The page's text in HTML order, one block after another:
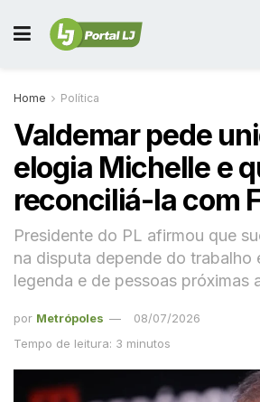
Home Política
Valdemar pede
elogia Michelle e
reconciliá-la com
Presidente do PL afirmou que
na disputa depende do trabalho
legenda e de pessoas próximas
por Metrópoles
08/07/2026
Tempo de leitura: 3 minutos